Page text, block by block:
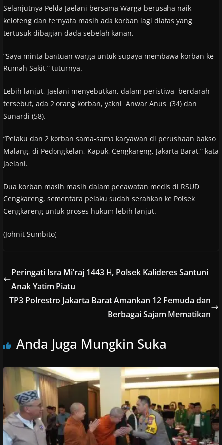
Selanjutnya Pelda Jaelani bersama Warga berusaha naik
keloteng dan ternyata masih ada korban lagi diatas yang
tertusuk dibagian dada sebelah kanan.
“Saya minta bantuan warga untuk supaya membawa korban ke
Rumah Sakit,” tuturnya.
Lebih lanjut, Jaelani menyebutkan, dalam peristiwa berdarah
tersebut, ada 2 orang korban, yakni Anwar Anusi (34) dan
Sunardi (58).
“Pelaku dan 2 korban sama-sama karyawan di perushaan bakso
Malang, di Pedongkelan, Kapuk, Cengkareng, Jakarta Barat,” kata
Jaelani.
Dua korban masih masih dalam peeawatan medis di RSUD
Cengkareng, sementara pelaku sudah serahkan ke Polsek
Cengkareng untuk proses hukum lebih lanjut.
(Johnit Sumbito)
Peringati Isra Mi’raj 1443 H, Polsek Kalideres Santuni
Anak Yatim Piatu
TP3 Polrestro Jakarta Barat Amankan 12 Pemuda dan
Berbagai Sajam Mematikan
Anda Juga Mungkin Suka